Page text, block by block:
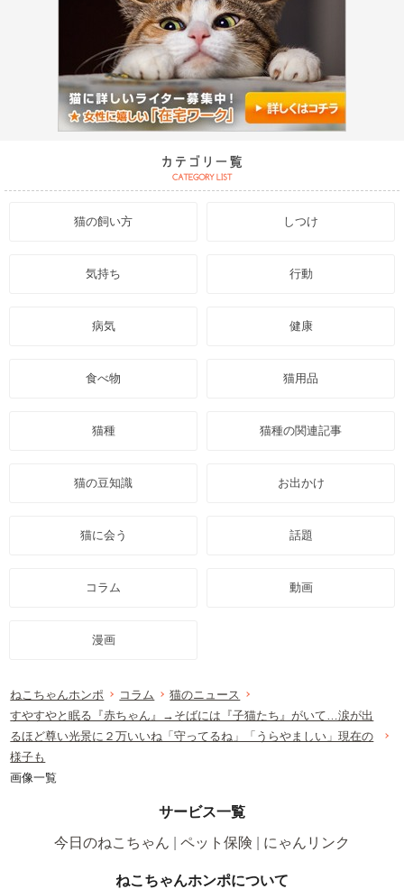
猫の飼い方 しつけ
気持ち 行動
病気 健康
食べ物 猫用品
猫種 猫種の関連記事
猫の豆知識 お出かけ
猫に会う 話題
コラム 動画
漫画
ねこちゃんホンポ コラム
猫のニュース
すやすやと眠る『赤ちゃん』→そばには『子猫たち』がいて…涙が出
るほど尊い光景に２万いいね「守ってるね」「うらやましい」現在の
様子も
画像一覧
サービス一覧
今日のねこちゃん
ペット保険 にゃんリンク
ねこちゃんホンポについて